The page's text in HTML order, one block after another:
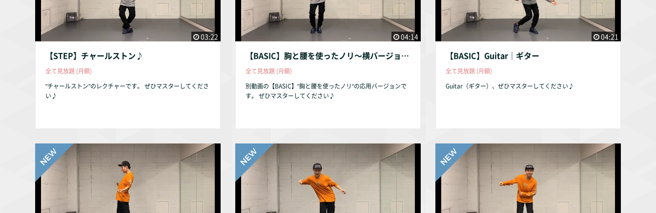
03:22
【STEP】チャールストン♪
全て見放題 (月額)
"チャールストン"のレクチャーです。 ぜひマスターしてくださ
い♪
04:14
【BASIC】胸と腰を使ったノリ〜横バージョン〜
全て見放題 (月額)
別動画の【BASIC】"胸と腰を使ったノリ"の応用バージョンで
す。 ぜひマスターしてください♪
04:21
【BASIC】Guitar｜ギター
全て見放題 (月額)
Guitar（ギター）、ぜひマスターしてください♪